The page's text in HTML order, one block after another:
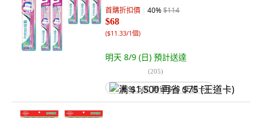
首購折扣價 40%$114
$68
($11.33/1個)
明天 8/9 (日) 預計送達
(205)
满 $1,500 再省 $75 (王道卡)